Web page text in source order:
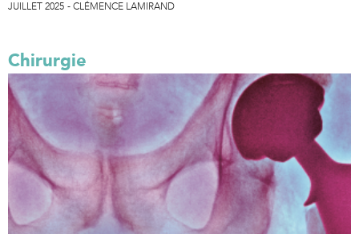
JUILLET 2025 CLÉMENCE LAMIRAND
Chirurgie